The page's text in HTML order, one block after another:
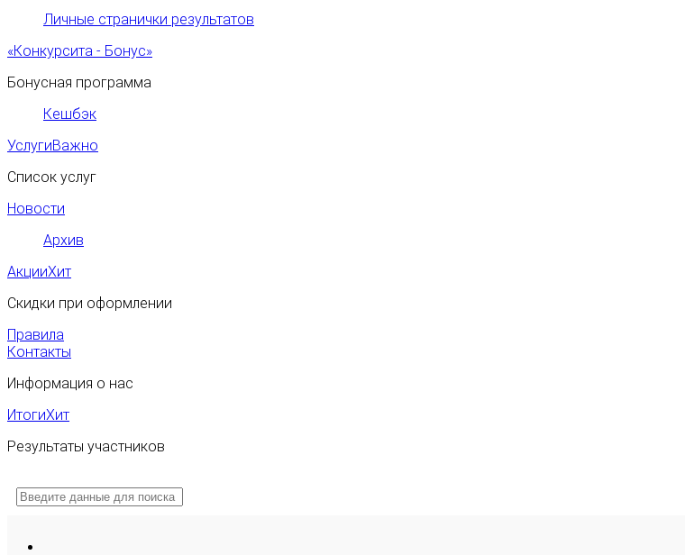
Личные странички результатов
«Конкурсита - Бонус»
Бонусная программа
Кешбэк
УслугиВажно
Список услуг
Новости
Архив
АкцииХит
Скидки при оформлении
Правила
Контакты
Информация о нас
ИтогиХит
Результаты участников